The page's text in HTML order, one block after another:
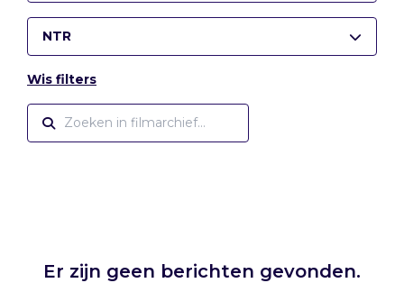
NTR
Wis filters
Er zijn geen berichten gevonden.